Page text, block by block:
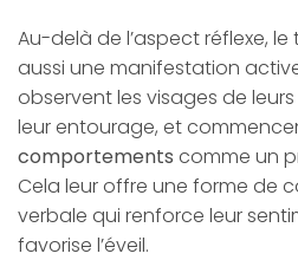
Au-delà de l’aspect réflexe,
aussi une manifestation
observent les visages de
leur entourage, et
comportements comme un
Cela leur offre une forme de
verbale qui renforce leur
favorise l’éveil.